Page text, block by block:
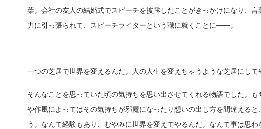
葉。会社の友人の結婚式でスピーチを披露したことがきっかけになり、
力に引っ張られて、スピーチライターという職に就くことに――。
一つの芝居で世界を変えるんだ。人の人生を変えちゃうような芝居にして
そんなことを思っていた頃の気持ちを思い出させてくれる物語でした。
や作風によってはその気持ちが邪魔になったり想いの出し方を間違える
う。なんて経験もあり、むやみに世界を変えてやるんだ。なんて事は思